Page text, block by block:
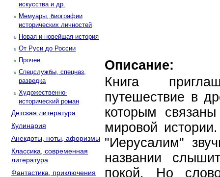
искусства и др.
Мемуары, биографии
исторических личностей
Новая и новейшая история
От Руси до России
Прочее
Спецслужбы, спецназ,
разведка
Художественно-
исторический роман
Детская литература
Кулинария
Анекдоты, ноты, афоризмы
Классика, современная
литература
Фантастика, приключения
Описание:
Книга
путешествие в
которым
мировой
"Иерусалим"
названии
покой. Но